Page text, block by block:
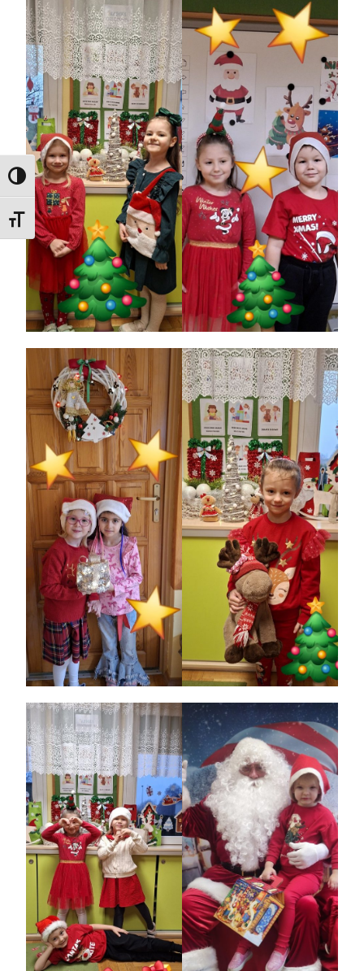
PRZEŁĄCZ WYSOKI KONTRAST
ZMIEŃ ROZMIAR CZCIONEK